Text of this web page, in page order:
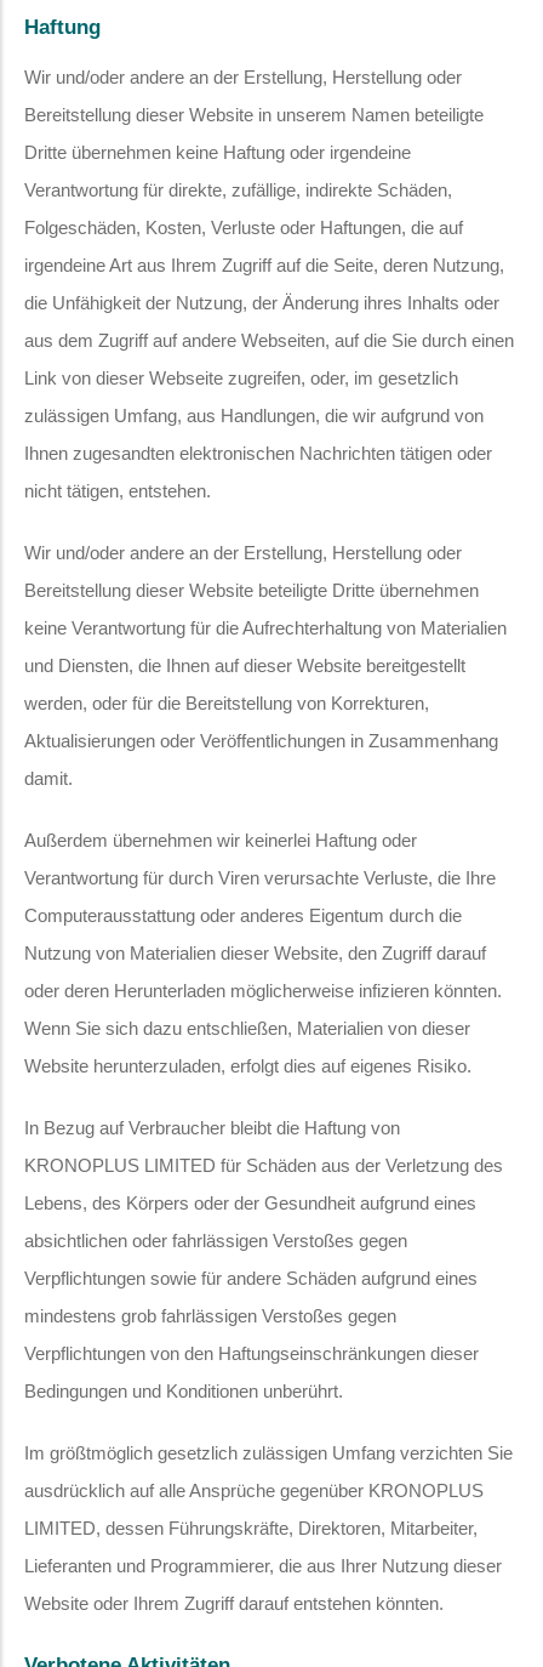
Haftung
Wir und/oder andere an der Erstellung, Herstellung oder
Bereitstellung dieser Website in unserem Namen beteiligte
Dritte übernehmen keine Haftung oder irgendeine
Verantwortung für direkte, zufällige, indirekte Schäden,
Folgeschäden, Kosten, Verluste oder Haftungen, die auf
irgendeine Art aus Ihrem Zugriff auf die Seite, deren Nutzung,
die Unfähigkeit der Nutzung, der Änderung ihres Inhalts oder
aus dem Zugriff auf andere Webseiten, auf die Sie durch einen
Link von dieser Webseite zugreifen, oder, im gesetzlich
zulässigen Umfang, aus Handlungen, die wir aufgrund von
Ihnen zugesandten elektronischen Nachrichten tätigen oder
nicht tätigen, entstehen.
Wir und/oder andere an der Erstellung, Herstellung oder
Bereitstellung dieser Website beteiligte Dritte übernehmen
keine Verantwortung für die Aufrechterhaltung von Materialien
und Diensten, die Ihnen auf dieser Website bereitgestellt
werden, oder für die Bereitstellung von Korrekturen,
Aktualisierungen oder Veröffentlichungen in Zusammenhang
damit.
Außerdem übernehmen wir keinerlei Haftung oder
Verantwortung für durch Viren verursachte Verluste, die Ihre
Computerausstattung oder anderes Eigentum durch die
Nutzung von Materialien dieser Website, den Zugriff darauf
oder deren Herunterladen möglicherweise infizieren könnten.
Wenn Sie sich dazu entschließen, Materialien von dieser
Website herunterzuladen, erfolgt dies auf eigenes Risiko.
In Bezug auf Verbraucher bleibt die Haftung von
KRONOPLUS LIMITED für Schäden aus der Verletzung des
Lebens, des Körpers oder der Gesundheit aufgrund eines
absichtlichen oder fahrlässigen Verstoßes gegen
Verpflichtungen sowie für andere Schäden aufgrund eines
mindestens grob fahrlässigen Verstoßes gegen
Verpflichtungen von den Haftungseinschränkungen dieser
Bedingungen und Konditionen unberührt.
Im größtmöglich gesetzlich zulässigen Umfang verzichten Sie
ausdrücklich auf alle Ansprüche gegenüber KRONOPLUS
LIMITED, dessen Führungskräfte, Direktoren, Mitarbeiter,
Lieferanten und Programmierer, die aus Ihrer Nutzung dieser
Website oder Ihrem Zugriff darauf entstehen könnten.